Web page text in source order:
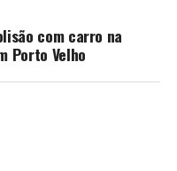
com carro na
Porto Velho